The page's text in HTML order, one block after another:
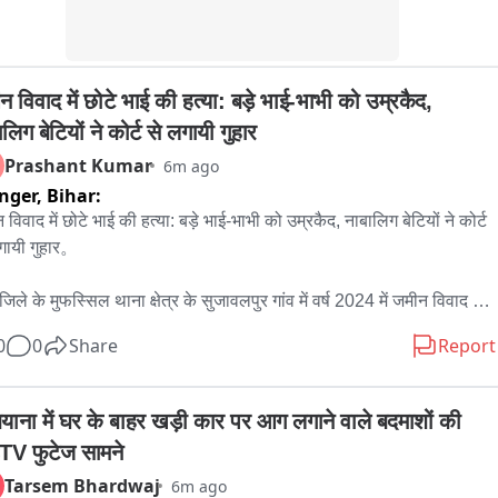
विवाद में छोटे भाई की हत्या: बड़े भाई-भाभी को उम्रकैद,
बेटियों ने कोर्ट से लगायी गुहार
Prashant Kumar 6m ago
Bihar:
विवाद में छोटे भाई की हत्या: बड़े भाई-भाभी को उम्रकैद, नाबालिग बेटियों ने कोर्ट
गुहार。
के मुफस्सिल थाना क्षेत्र के सुजावलपुर गांव में वर्ष 2024 में जमीन विवाद के
ने बड़े भाई रहमतुल्ला उर्फ लालू और उसकी पत्नी शबनम प्रवीण को उम्रकैद
हजार रुपये का अर्थदंड भी लगाया। आर्म्स एक्ट के मामले में तीन वर्ष की सजा भी
है, जो उम्रकैद की सजा के साथ-साथ चलेगी। शुक्रवार को सत्र वाद संख्या
में सजा के बिंदु पर सुनवाई के दौरान अभियोजन और बचाव पक्ष की दलीलें
बाद अदालत ने यह निर्णय सुनाया। अभियोजन पक्ष की ओर से अपर लोक
0 Share Report
में घर के बाहर खड़ी कार पर आग लगाने वाले बदमाशों की
फुटेज सामने
Tarsem Bhardwaj 6m ago